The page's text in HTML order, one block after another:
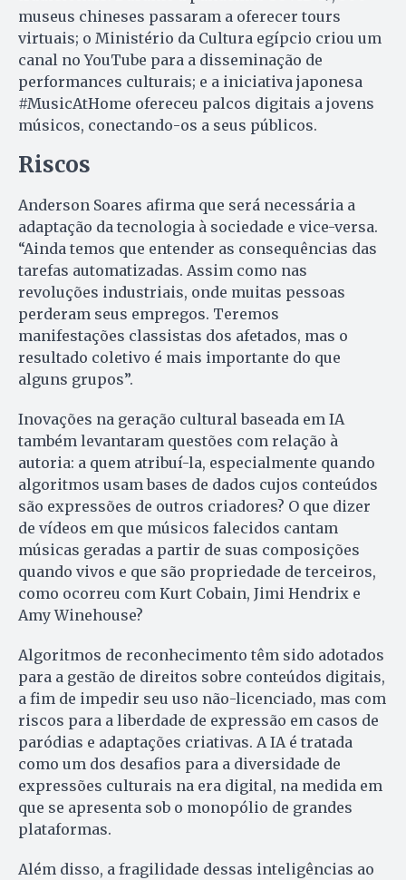
museus chineses passaram a oferecer tours
virtuais; o Ministério da Cultura egípcio criou um
canal no YouTube para a disseminação de
performances culturais; e a iniciativa japonesa
#MusicAtHome ofereceu palcos digitais a jovens
músicos, conectando-os a seus públicos.
Riscos
Anderson Soares afirma que será necessária a
adaptação da tecnologia à sociedade e vice-versa.
“Ainda temos que entender as consequências das
tarefas automatizadas. Assim como nas
revoluções industriais, onde muitas pessoas
perderam seus empregos. Teremos
manifestações classistas dos afetados, mas o
resultado coletivo é mais importante do que
alguns grupos”.
Inovações na geração cultural baseada em IA
também levantaram questões com relação à
autoria: a quem atribuí-la, especialmente quando
algoritmos usam bases de dados cujos conteúdos
são expressões de outros criadores? O que dizer
de vídeos em que músicos falecidos cantam
músicas geradas a partir de suas composições
quando vivos e que são propriedade de terceiros,
como ocorreu com Kurt Cobain, Jimi Hendrix e
Amy Winehouse?
Algoritmos de reconhecimento têm sido adotados
para a gestão de direitos sobre conteúdos digitais,
a fim de impedir seu uso não-licenciado, mas com
riscos para a liberdade de expressão em casos de
paródias e adaptações criativas. A IA é tratada
como um dos desafios para a diversidade de
expressões culturais na era digital, na medida em
que se apresenta sob o monopólio de grandes
plataformas.
Além disso, a fragilidade dessas inteligências ao